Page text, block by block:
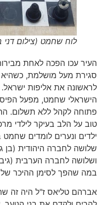
לוח שחמט (צילום דני בר)
העיר עכו הפכה לאחת
לראשונה את אליפות ישראל.
הישראלי שחמט, מפעל הפיס
פתוחה לקהל ללא תשלום.
ילדים ונערים לומדים שחמט
שלושה לחברה היהודית (בן
ושלושה לחברה הערבית (גיבורי
במה שהפך לסימן ההיכר של
אברהם טליאס ז"ל היה זה